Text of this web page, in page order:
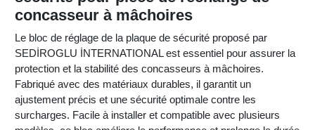
concasseur à mâchoires
Le bloc de réglage de la plaque de sécurité proposé par
SEDİROGLU İNTERNATIONAL est essentiel pour assurer la
protection et la stabilité des concasseurs à mâchoires.
Fabriqué avec des matériaux durables, il garantit un
ajustement précis et une sécurité optimale contre les
surcharges. Facile à installer et compatible avec plusieurs